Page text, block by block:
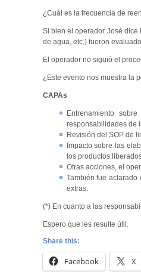
¿Cuál es la frecuencia de
Si bien el operador José dice
de agua, etc.) fueron
El operador no siguió el
¿Este evento nos muestra la
CAPAs
Entrenamiento
responsabilidades de
Revisión del SOP de
Impacto sobre las
los productos
Otras acciones, el
También fue aclarado
extras.
(*) En cuanto a las
Espero que les resulte útil.
Share this:
Facebook X